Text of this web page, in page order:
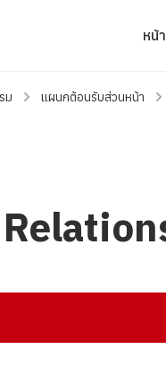
หน้
ม แผนกต้อนรับส่วนหน้า